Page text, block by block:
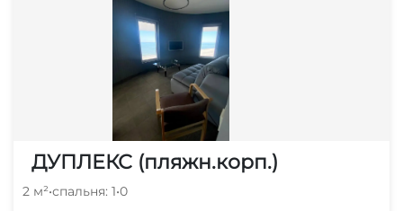
ДУПЛЕКС (пляжн.корп.)
2 м²•спальня: 1•0